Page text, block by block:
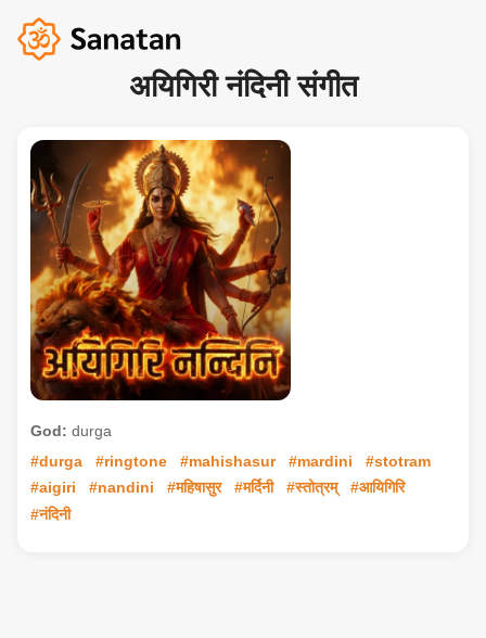
अयिगिरी नंदिनी संगीत
God: durga
#durga
#ringtone #mahishasur #mardini
#stotram
#aigiri
#nandini #महिषासुर #मर्दिनी #स्तोत्रम्
#आयिगिरि
#नंदिनी